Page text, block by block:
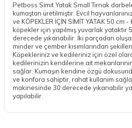
Petboss Simit Yatak Small Tırnak
kumaştan üretilmiştir. Evcil
ve KÖPEKLER İÇİN SİMİT YATAK 50 cm -
köpekler için yapılmış yuvarlak yataktır
derecede yıkanabilir. İki parçadan
minder ve çember kısımlarından
Köpekleriniz ve kedileriniz için özel
kedilerinizin kendilerine ait
sağlar. Kumaşın kendine özgü
ve konfora sahiptir, rahat kullanım
makinesinde 30 derecede yıkanabilir
yapılabilir.